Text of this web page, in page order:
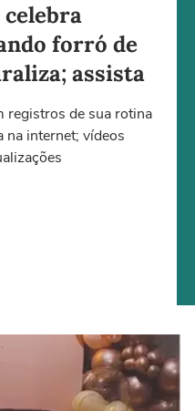
celebra
forró de
assista
registros de sua rotina
internet; vídeos